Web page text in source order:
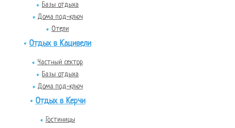
Базы отдыха
Дома под-ключ
Отели
Отдых в Кацивели
Частный сектор
Базы отдыха
Дома под-ключ
Отдых в Керчи
Гостиницы